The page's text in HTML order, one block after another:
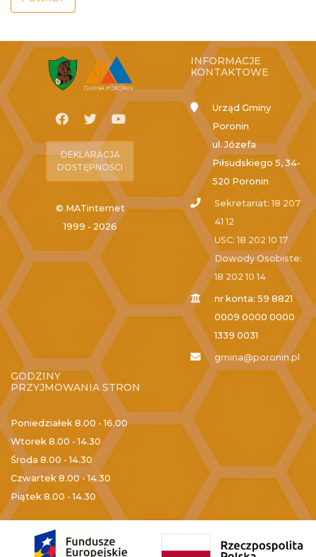
DEKLARACJA
DOSTĘPNOŚCI
© MATinternet
1999 - 2026
INFORMACJE
KONTAKTOWE
Urząd Gminy
Poronin
ul. Józefa
Piłsudskiego 5, 34-
520 Poronin
Sekretariat: 18 207
41 12
USC: 18 202 10 17
Dowody Osobiste:
18 202 10 14
nr konta: 59 8821
0009 0000 0000
1339 0031
gmina@poronin.pl
GODZINY
PRZYJMOWANIA STRON
Poniedziałek 8.00 - 16.00
Wtorek 8.00 - 14.30
Środa 8.00 - 14.30
Czwartek8.00 - 14.30
Piątek 8.00 - 14.30